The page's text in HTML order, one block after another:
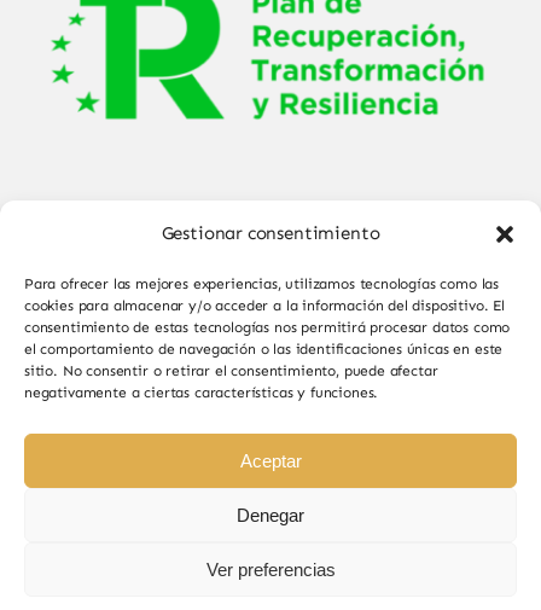
Gestionar consentimiento
Para ofrecer las mejores experiencias, utilizamos tecnologías como las
cookies para almacenar y/o acceder a la información del dispositivo. El
consentimiento de estas tecnologías nos permitirá procesar datos como
el comportamiento de navegación o las identificaciones únicas en este
sitio. No consentir o retirar el consentimiento, puede afectar
negativamente a ciertas características y funciones.
Aceptar
Denegar
Ver preferencias
© Copyright 2025 - 2026•Sabor de Sayago
Todos los derechos reservados • Diseño por
Paginas Web Iván González
Sabor de Sayago en Bermillo de Sayago, productos